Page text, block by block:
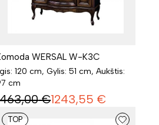
WERSAL W-K3C
120 cm, Gylis: 51 cm, Aukštis:
cm
€1243,55 €
TOP